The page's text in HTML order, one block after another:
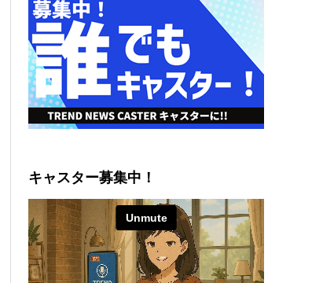
キャスター募集中！